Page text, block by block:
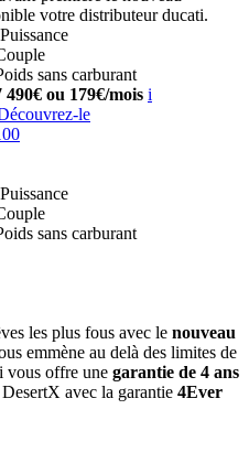
votre distributeur ducati.
Puissance
sans carburant
ou 179€/mois i
le
Puissance
sans carburant
les plus fous avec le nouveau
emmène au delà des limites de
vous offre une garantie de 4 ans
avec la garantie 4Ever